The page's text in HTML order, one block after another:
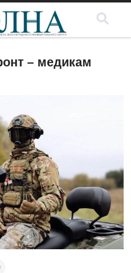
– медикам